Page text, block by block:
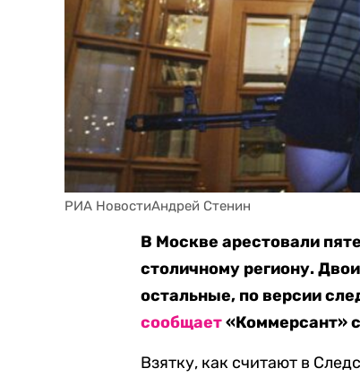
РИА НовостиАндрей Стенин
В Москве арестовали
столичному региону.
остальные, по версии
сообщает«Коммерсант»
Взятку, как считают в